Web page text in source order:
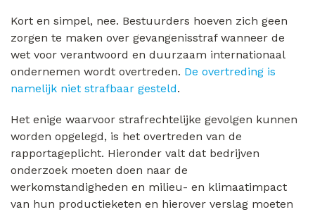
Kort en simpel, nee. Bestuurders hoeven zich geen
zorgen te maken over gevangenisstraf wanneer de
wet voor verantwoord en duurzaam internationaal
ondernemen wordt overtreden. De overtreding is
namelijk niet strafbaar gesteld.
Het enige waarvoor strafrechtelijke gevolgen kunnen
worden opgelegd, is het overtreden van de
rapportageplicht. Hieronder valt dat bedrijven
onderzoek moeten doen naar de
werkomstandigheden en milieu- en klimaatimpact
van hun productieketen en hierover verslag moeten